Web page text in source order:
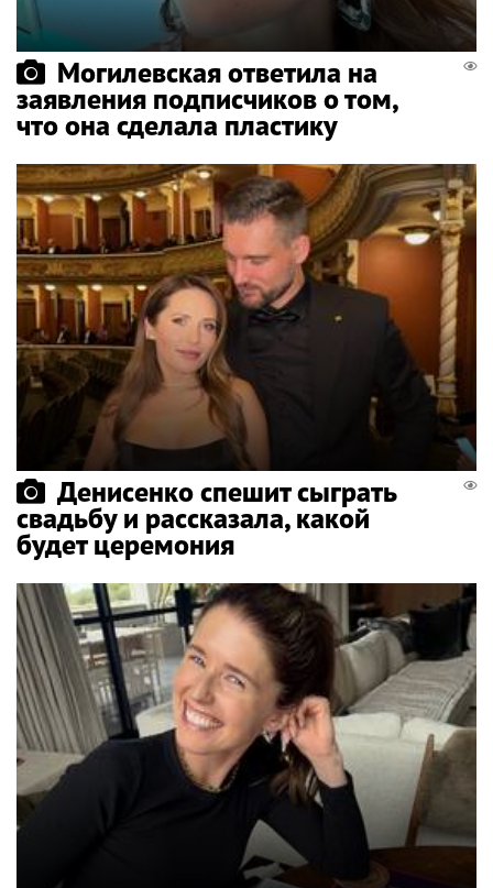
Могилевская ответила на
заявления подписчиков о том,
что она сделала пластику
Денисенко спешит сыграть
свадьбу и рассказала, какой
будет церемония